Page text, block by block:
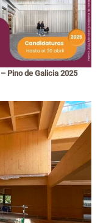
Pino de Galicia 2025